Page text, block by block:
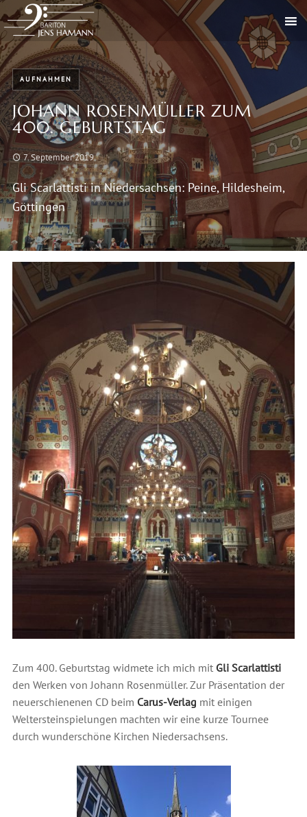
AUFNAHMEN
JOHANN ROSENMÜLLER ZUM
400. GEBURTSTAG
7. September 2019
Gli Scarlattisti in Niedersachsen: Peine, Hildesheim,
Göttingen
Zum 400. Geburtstag widmete ich mich mit Gli Scarlattisti
den Werken von Johann Rosenmüller. Zur Präsentation der
neuerschienenen CD beim Carus-Verlag mit einigen
Weltersteinspielungen machten wir eine kurze Tournee
durch wunderschöne Kirchen Niedersachsens.